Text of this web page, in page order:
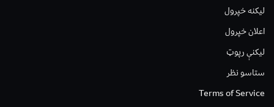
لیکنه خپرول
اعلان خپرول
لیکنې رپوټ
ستاسو نظر
Terms of Service